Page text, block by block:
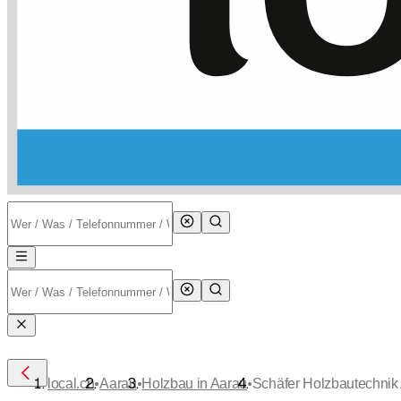
local.ch•Aarau•Holzbau in Aarau•Schäfer Holzbautechnik